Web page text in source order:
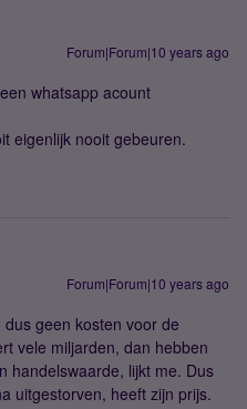
Forum|Forum|10 years ago
whatsapp acount
eigenlijk nooit gebeuren.
Forum|Forum|10 years ago
geen kosten voor de
vele miljarden, dan hebben
handelswaarde, lijkt me. Dus
uitgestorven, heeft zijn prijs.